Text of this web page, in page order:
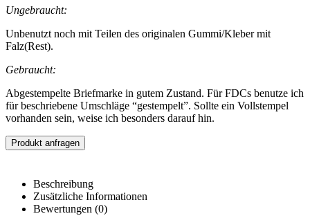
Ungebraucht:
Unbenutzt noch mit Teilen des originalen Gummi/Kleber mit
Falz(Rest).
Gebraucht:
Abgestempelte Briefmarke in gutem Zustand. Für FDCs benutze ich
für beschriebene Umschläge “gestempelt”. Sollte ein Vollstempel
vorhanden sein, weise ich besonders darauf hin.
Produkt anfragen
Beschreibung
Zusätzliche Informationen
Bewertungen (0)